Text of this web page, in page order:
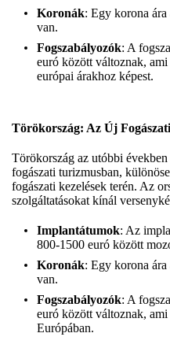
Koronák: Egy korona
van.
Fogszabályozók: A
euró között változnak,
európai árakhoz képest.
Törökország: Az Új
Törökország az utóbbi
fogászati turizmusban,
fogászati kezelések terén. Az
szolgáltatásokat kínál
Implantátumok: Az
800-1500 euró között
Koronák: Egy korona
van.
Fogszabályozók: A
euró között változnak,
Európában.